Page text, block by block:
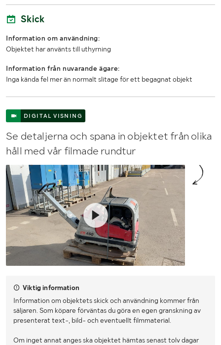
Skick
Information om användning:
Objektet har använts till uthyrning
Information från nuvarande ägare:
Inga kända fel mer än normalt slitage för ett begagnat objekt
DIGITAL VISNING
Se detaljerna och spana in objektet från olika
håll med vår filmade rundtur
Viktig information
Information om objektets skick och användning kommer från
säljaren. Som köpare förväntas du göra en egen granskning av
presenterat text-, bild- och eventuellt filmmaterial.
Om inget annat anges ska objektet hämtas senast tolv dagar